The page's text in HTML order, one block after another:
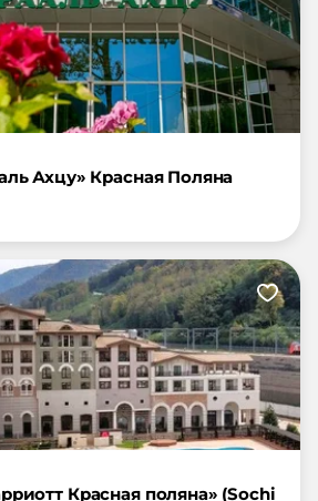
Ахцу» Красная Поляна
Красная поляна» (Sochi